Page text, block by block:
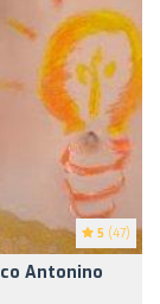
5 (47)
Antonino